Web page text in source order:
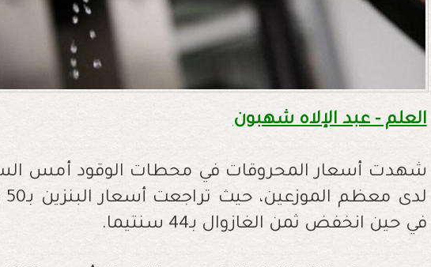
العلم - عبد الإلاه شهبون
شهدت أسعار المحروقات في محطات الوقود أمس
في حين انخفض ثمن الغازوال بـ44 سنتيما
.